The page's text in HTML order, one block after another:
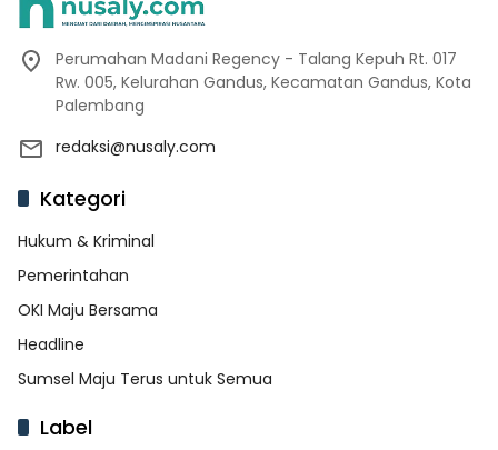
Perumahan Madani Regency - Talang Kepuh Rt. 017
Rw. 005, Kelurahan Gandus, Kecamatan Gandus, Kota
Palembang
redaksi@nusaly.com
Kategori
Hukum & Kriminal
Pemerintahan
OKI Maju Bersama
Headline
Sumsel Maju Terus untuk Semua
Label